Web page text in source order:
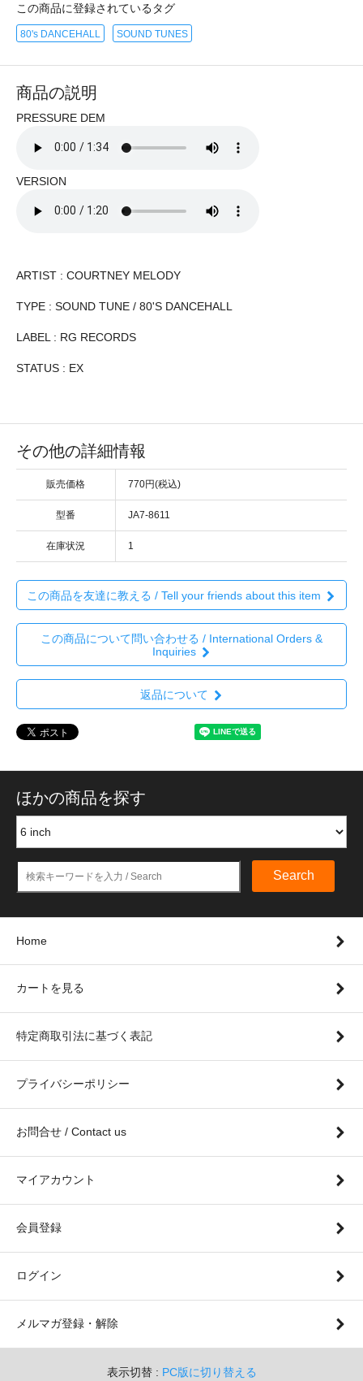
この商品に登録されているタグ
80's DANCEHALL SOUND TUNES
商品の説明
PRESSURE DEM
VERSION
ARTIST : COURTNEY MELODY
TYPE : SOUND TUNE / 80'S DANCEHALL
LABEL : RG RECORDS
STATUS : EX
その他の詳細情報
販売価格 770円(税込)
型番 JA7-8611
在庫状況 1
この商品を友達に教える / Tell your friends about this item
この商品について問い合わせる / International Orders &
Inquiries
返品について
ほかの商品を探す
Search
Home
カートを見る
特定商取引法に基づく表記
プライバシーポリシー
お問合せ / Contact us
マイアカウント
会員登録
ログイン
メルマガ登録・解除
表示切替 : PC版に切り替える